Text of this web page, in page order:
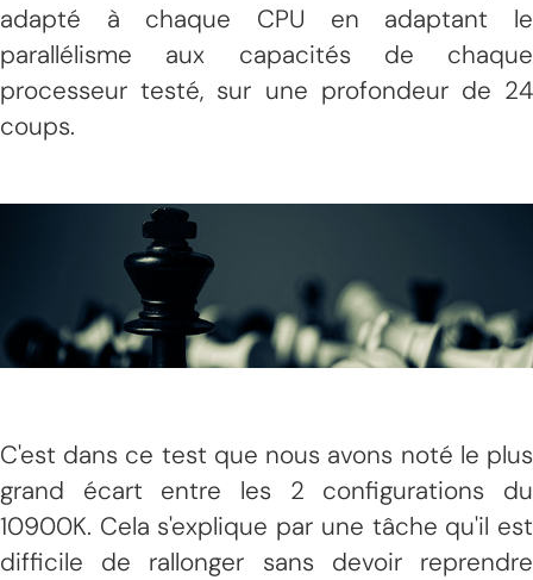
adapté à chaque CPU en adaptant le
parallélisme aux capacités de chaque
processeur testé, sur une profondeur de 24
coups.
C'est dans ce test que nous avons noté le plus
grand écart entre les 2 configurations du
10900K. Cela s'explique par une tâche qu'il est
difficile de rallonger sans devoir reprendre